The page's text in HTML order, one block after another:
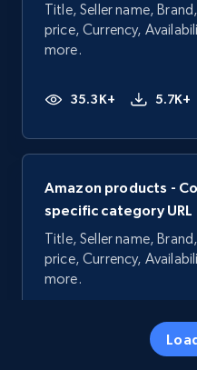
Title, Seller name,
price, Currency,
more.
35.3K+ 5.7K+
Amazon products -
specific category URL
Title, Seller name,
price, Currency,
more.
5.7K+